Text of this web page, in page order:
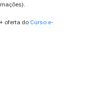
oferta do Curso e-